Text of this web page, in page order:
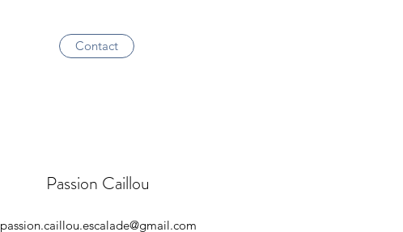
Contact
Passion Caillou
passion.caillou.escalade@gmail.com